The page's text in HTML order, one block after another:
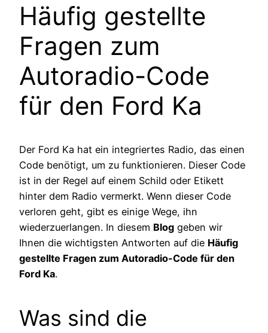
Häufig gestellte
Fragen zum
Autoradio-Code
für den Ford Ka
Der Ford Ka hat ein integriertes Radio, das einen
Code benötigt, um zu funktionieren. Dieser Code
ist in der Regel auf einem Schild oder Etikett
hinter dem Radio vermerkt. Wenn dieser Code
verloren geht, gibt es einige Wege, ihn
wiederzuerlangen. In diesem Blog geben wir
Ihnen die wichtigsten Antworten auf die Häufig
gestellte Fragen zum Autoradio-Code für den
Ford Ka.
Was sind die